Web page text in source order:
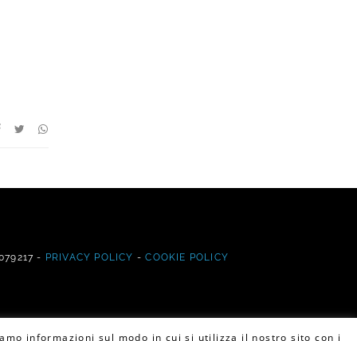
- PRIVACY POLICY -COOKIE POLICY
informazioni sul modo in cui si utilizza il nostro sito con i